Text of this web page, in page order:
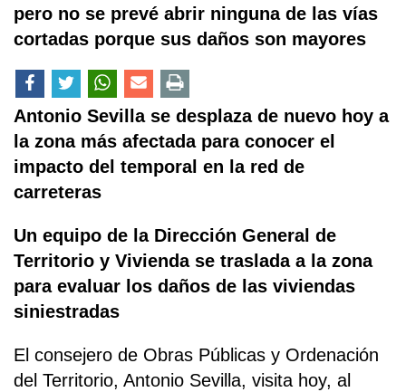
pero no se prevé abrir ninguna de las vías
cortadas porque sus daños son mayores
Antonio Sevilla se desplaza de nuevo hoy a
la zona más afectada para conocer el
impacto del temporal en la red de
carreteras
Un equipo de la Dirección General de
Territorio y Vivienda se traslada a la zona
para evaluar los daños de las viviendas
siniestradas
El consejero de Obras Públicas y Ordenación
del Territorio, Antonio Sevilla, visita hoy, al